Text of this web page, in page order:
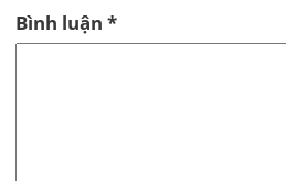
Bình luận*